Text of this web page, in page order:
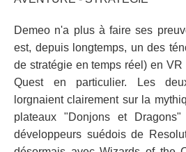
Demeo n'a plus à faire ses
est, depuis longtemps, un des
de stratégie en temps réel) en
Quest en particulier. Les
lorgnaient clairement sur la
plateaux "Donjons et
développeurs suédois de